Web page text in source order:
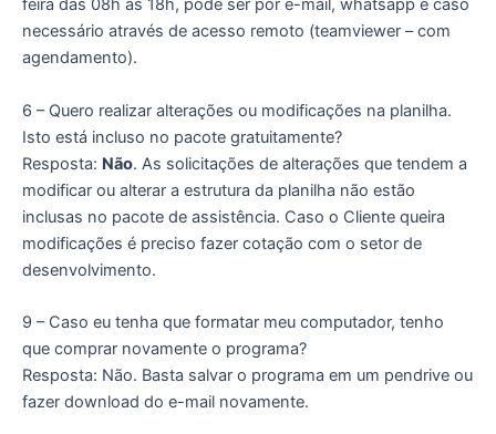
feira das 08h às 18h, pode ser por e-mail, whatsapp e caso
necessário através de acesso remoto (teamviewer – com
agendamento).
6 – Quero realizar alterações ou modificações na planilha.
Isto está incluso no pacote gratuitamente?
Resposta: Não. As solicitações de alterações que tendem a
modificar ou alterar a estrutura da planilha não estão
inclusas no pacote de assistência. Caso o Cliente queira
modificações é preciso fazer cotação com o setor de
desenvolvimento.
9 – Caso eu tenha que formatar meu computador, tenho
que comprar novamente o programa?
Resposta: Não. Basta salvar o programa em um pendrive ou
fazer download do e-mail novamente.